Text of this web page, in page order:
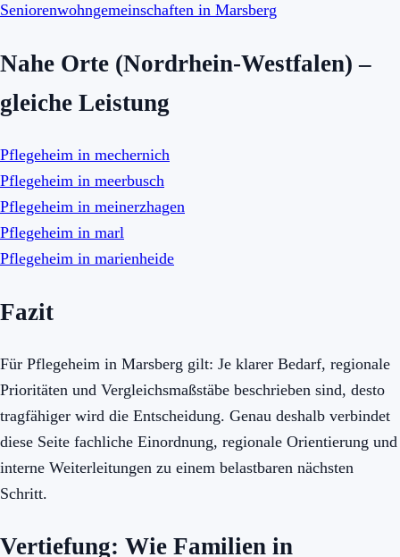
Seniorenwohngemeinschaften in Marsberg
Nahe Orte (Nordrhein-Westfalen) –
gleiche Leistung
Pflegeheim in mechernich
Pflegeheim in meerbusch
Pflegeheim in meinerzhagen
Pflegeheim in marl
Pflegeheim in marienheide
Fazit
Für Pflegeheim in Marsberg gilt: Je klarer Bedarf, regionale
Prioritäten und Vergleichsmaßstäbe beschrieben sind, desto
tragfähiger wird die Entscheidung. Genau deshalb verbindet
diese Seite fachliche Einordnung, regionale Orientierung und
interne Weiterleitungen zu einem belastbaren nächsten
Schritt.
Vertiefung: Wie Familien in